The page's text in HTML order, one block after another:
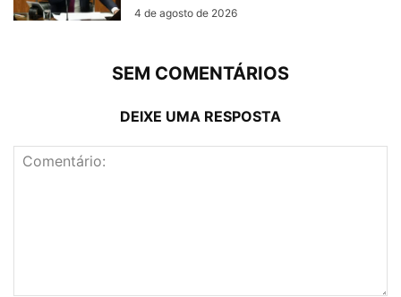
4 de agosto de 2026
SEM COMENTÁRIOS
DEIXE UMA RESPOSTA